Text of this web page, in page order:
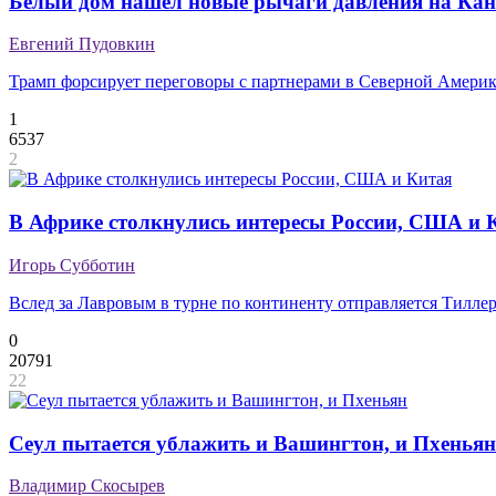
Евгений Пудовкин
Трамп форсирует переговоры с партнерами в Северной
1
6537
2
В Африке столкнулись интересы России, США и
Игорь Субботин
Вслед за Лавровым в турне по континенту отправляется
0
20791
22
Cеул пытается ублажить и Вашингтон, и Пхеньян
Владимир Скосырев